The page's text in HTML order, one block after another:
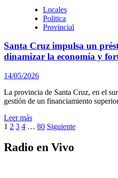
Locales
Politica
Provincial
Santa Cruz impulsa un
dinamizar la economía y
14/05/2026
La provincia de Santa Cruz, en el
gestión de un financiamiento
Leer más
Paginación
de
entradas
1 2 3 4 … 80 Siguiente
Radio en Vivo